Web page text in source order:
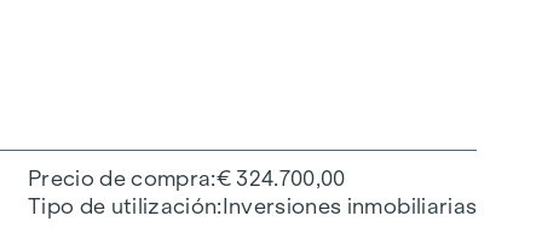
Precio de compra € 324.700,00
Tipo de utilización Inversiones inmobiliarias